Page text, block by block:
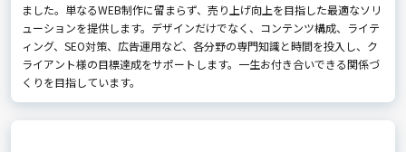
ました。単なるWEB制作に留まらず、売り上げ向上を目指した最適なソリ
ューションを提供します。デザインだけでなく、コンテンツ構成、ライテ
ィング、SEO対策、広告運用など、各分野の専門知識と時間を投入し、ク
ライアント様の目標達成をサポートします。一生お付き合いできる関係づ
くりを目指しています。